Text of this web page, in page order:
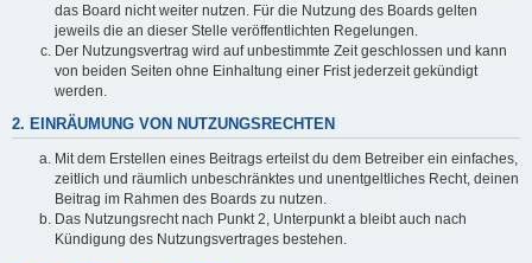
das Board nicht weiter nutzen. Für die Nutzung des Boards gelten
jeweils die an dieser Stelle veröffentlichten Regelungen.
Der Nutzungsvertrag wird auf unbestimmte Zeit geschlossen und kann
von beiden Seiten ohne Einhaltung einer Frist jederzeit gekündigt
werden.
2. EINRÄUMUNG VON NUTZUNGSRECHTEN
Mit dem Erstellen eines Beitrags erteilst du dem Betreiber ein einfaches,
zeitlich und räumlich unbeschränktes und unentgeltliches Recht, deinen
Beitrag im Rahmen des Boards zu nutzen.
Das Nutzungsrecht nach Punkt 2, Unterpunkt a bleibt auch nach
Kündigung des Nutzungsvertrages bestehen.